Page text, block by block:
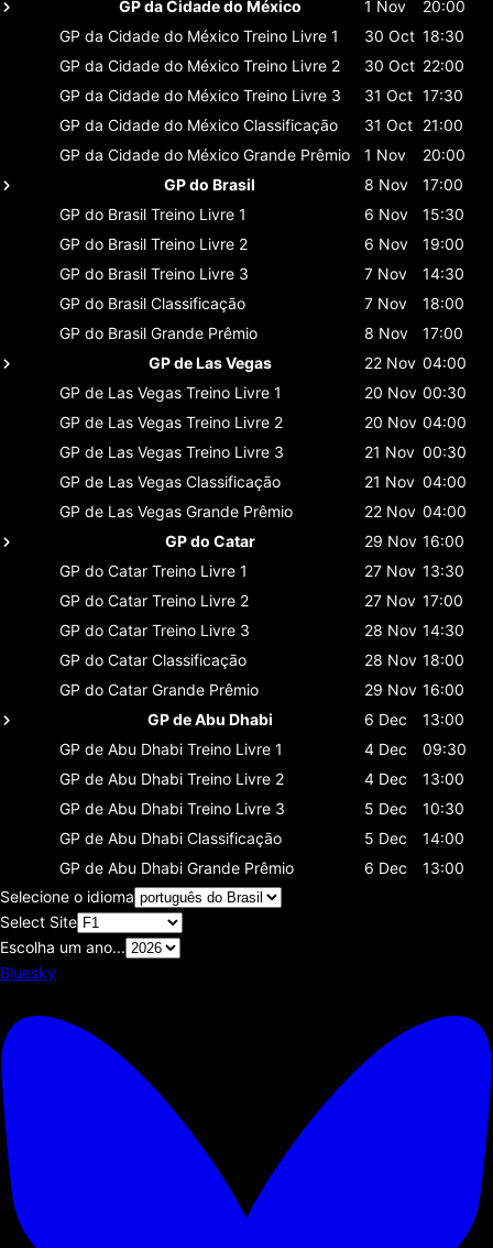
GP da Cidade do México 1 Nov
20:00
GP da Cidade do México Treino Livre 1 30 Oct 18:30
GP da Cidade do México Treino Livre 2 30 Oct 22:00
GP da Cidade do México Treino Livre 3 31 Oct 17:30
GP da Cidade do México Classificaçāo 31 Oct 21:00
GP da Cidade do México Grande Prêmio 1 Nov
20:00
GP do Brasil
8 Nov
17:00
GP do Brasil Treino Livre 1 6 Nov
15:30
GP do Brasil Treino Livre 2 6 Nov
19:00
GP do Brasil Treino Livre 3 7 Nov
14:30
GP do Brasil Classificaçāo 7 Nov
18:00
GP do Brasil Grande Prêmio 8 Nov
17:00
GP de Las Vegas
22 Nov 04:00
GP de Las Vegas Treino Livre 1 20 Nov 00:30
GP de Las Vegas Treino Livre 2 20 Nov 04:00
GP de Las Vegas Treino Livre 3 21 Nov 00:30
GP de Las Vegas Classificaçāo 21 Nov 04:00
GP de Las Vegas Grande Prêmio 22 Nov 04:00
GP do Catar
29 Nov 16:00
GP do Catar Treino Livre 1 27 Nov 13:30
GP do Catar Treino Livre 2 27 Nov 17:00
GP do Catar Treino Livre 3 28 Nov 14:30
GP do Catar Classificaçāo 28 Nov 18:00
GP do Catar Grande Prêmio 29 Nov 16:00
GP de Abu Dhabi
6 Dec
13:00
GP de Abu Dhabi Treino Livre 1 4 Dec
09:30
GP de Abu Dhabi Treino Livre 2 4 Dec
13:00
GP de Abu Dhabi Treino Livre 3 5 Dec
10:30
GP de Abu Dhabi Classificaçāo 5 Dec
14:00
GP de Abu Dhabi Grande Prêmio 6 Dec
13:00
Selecione o idioma
Select Site
Escolha um ano...
Bluesky